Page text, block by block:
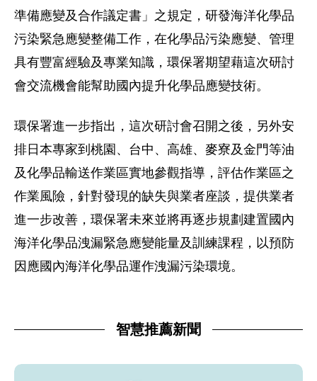
準備應變及合作議定書」之規定，研發海洋化學品
污染緊急應變整備工作，在化學品污染應變、管理
具有豐富經驗及專業知識，環保署期望藉這次研討
會交流機會能幫助國內提升化學品應變技術。
環保署進一步指出，這次研討會召開之後，另外安
排日本專家到桃園、台中、高雄、麥寮及金門等油
及化學品輸送作業區實地參觀指導，評估作業區之
作業風險，針對發現的缺失與業者座談，提供業者
進一步改善，環保署未來並將再逐步規劃建置國內
海洋化學品洩漏緊急應變能量及訓練課程，以預防
因應國內海洋化學品運作洩漏污染環境。
智慧推薦新聞